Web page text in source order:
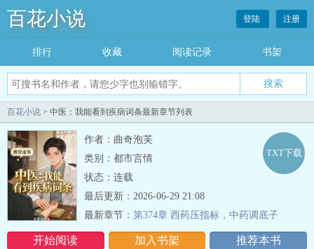
百花小说 登陆 注册
排行 收藏 阅读记录 书架
百花小说 > 中医：我能看到疾病词条最新章节列表
作者：曲奇泡芙
类别：都市言情
状态：连载
开始阅读 加入书架 推荐本书
TXT下载
最后更新：2026-06-29 21:08
最新章节： 第374章 西药压指标，中药调底子